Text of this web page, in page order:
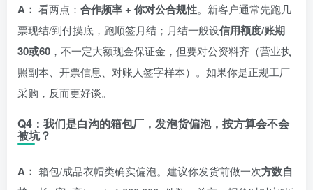
A： 看两点： 合作频率 + 你对公合规性。新客户通常先跑几
票现结/到付摸底，跑顺签月结；月结一般设信用额度/账期
30或60 ，不一定大额现金保证金，但要对公资料齐（营业执
照副本、开票信息、对账人签字样本）。如果你是正规工厂
采购，反而更好谈。
Q4：我们是白沟的箱包厂，发泡货偏泡，按方算会不会
被坑？
A： 箱包/成品衣帽类确实偏泡。建议你发货前做一次方数自